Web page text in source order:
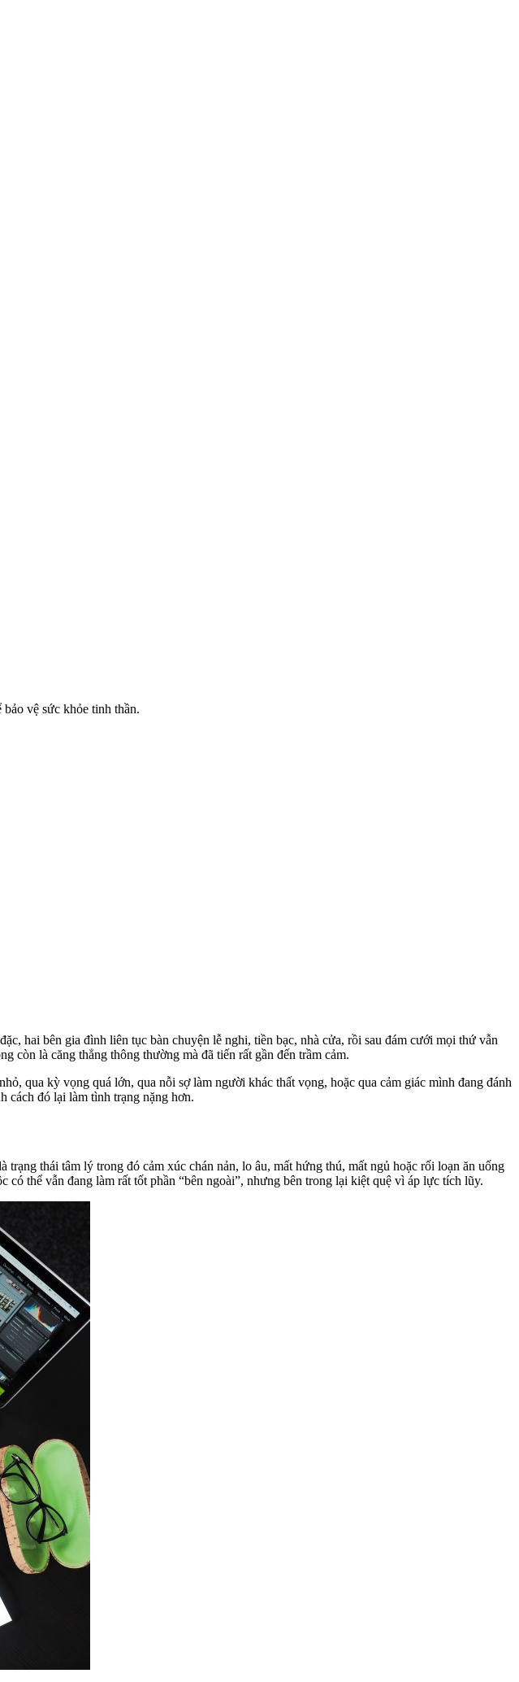
vệ sức khỏe tinh thần.
hai bên gia đình liên tục bàn chuyện lễ nghi, tiền bạc, nhà cửa, rồi sau đám cưới mọi thứ vẫn
còn là căng thẳng thông thường mà đã tiến rất gần đến trầm cảm.
qua kỳ vọng quá lớn, qua nỗi sợ làm người khác thất vọng, hoặc qua cảm giác mình đang đánh
cách đó lại làm tình trạng nặng hơn.
thái tâm lý trong đó cảm xúc chán nản, lo âu, mất hứng thú, mất ngủ hoặc rối loạn ăn uống
thể vẫn đang làm rất tốt phần “bên ngoài”, nhưng bên trong lại kiệt quệ vì áp lực tích lũy.